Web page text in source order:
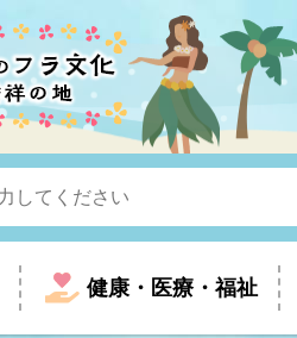
健康・医療・福祉